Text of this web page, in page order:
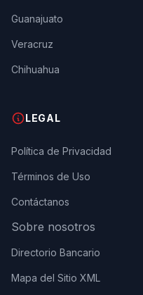
Guanajuato
Veracruz
Chihuahua
LEGAL
Política de Privacidad
Términos de Uso
Contáctanos
Sobre nosotros
Directorio Bancario
Mapa del Sitio XML